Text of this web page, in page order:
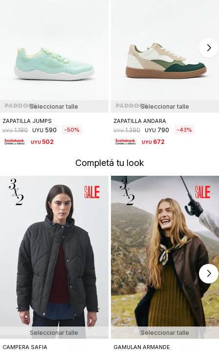
Seleccionar talle
ZAPATILLA JUMPS
UYU 1.190 UYU 590 50
UYU502
Seleccionar talle
ZAPATILLA ANDARA
UYU 1.390 UYU 790 43
UYU 672
Completá tu look
Seleccionar talle
CAMPERA SAFIA
Seleccionar talle
GAMULAN ARMANDE